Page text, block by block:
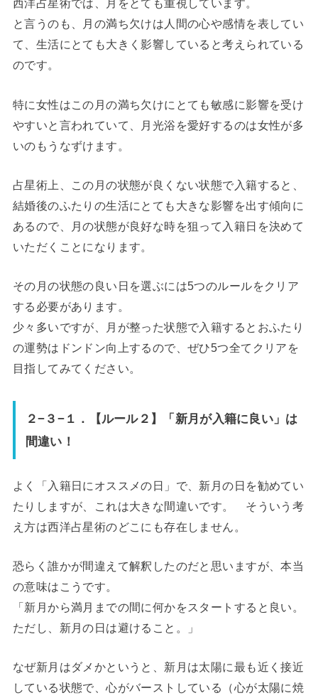
西洋占星術では、月をとても重視しています。
と言うのも、月の満ち欠けは人間の心や感情を表してい
て、生活にとても大きく影響していると考えられている
のです。
特に女性はこの月の満ち欠けにとても敏感に影響を受け
やすいと言われていて、月光浴を愛好するのは女性が多
いのもうなずけます。
占星術上、この月の状態が良くない状態で入籍すると、
結婚後のふたりの生活にとても大きな影響を出す傾向に
あるので、月の状態が良好な時を狙って入籍日を決めて
いただくことになります。
その月の状態の良い日を選ぶには5つのルールをクリア
する必要があります。
少々多いですが、月が整った状態で入籍するとおふたり
の運勢はドンドン向上するので、ぜひ5つ全てクリアを
目指してみてください。
２−３−１．【ルール２】「新月が入籍に良い」は
間違い！
よく「入籍日にオススメの日」で、新月の日を勧めてい
たりしますが、これは大きな間違いです。 そういう考
え方は西洋占星術のどこにも存在しません。
恐らく誰かが間違えて解釈したのだと思いますが、本当
の意味はこうです。
「新月から満月までの間に何かをスタートすると良い。
ただし、新月の日は避けること。」
なぜ新月はダメかというと、新月は太陽に最も近く接近
している状態で、心がバーストしている（心が太陽に焼